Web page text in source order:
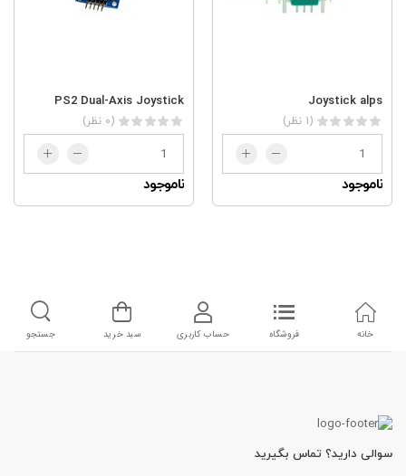
Joystick alps
(1 نظر)
ناموجود
PS2 Dual-Axis Joystick
(0 نظر)
ناموجود
خانه فروشگاه حساب کاربری سبد خرید جستجو
سوالی دارید؟ تماس بگیرید